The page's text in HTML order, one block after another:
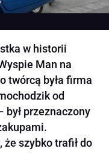
w historii
Man na
twórcą była firma
od
był przeznaczony
szybko trafił do